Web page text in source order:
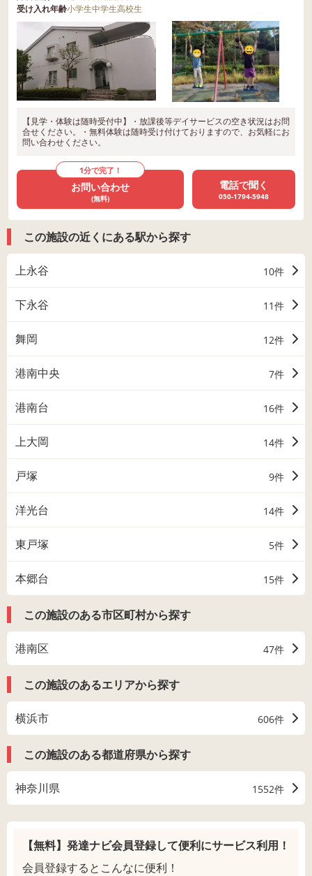
受け入れ年齢小学生中学生高校生
【見学・体験は随時受付中】・放課後等デイサービスの空き状況はお問
合せください。・無料体験は随時受け付けておりますので、お気軽にお
問い合わせください。
1分で完了！
お問い合わせ
(無料)
電話で聞く
050-1794-5948
この施設の近くにある駅から探す
上永谷 10件
下永谷 11件
舞岡 12件
港南中央 7件
港南台 16件
上大岡 14件
戸塚 9件
洋光台 14件
東戸塚 5件
本郷台 15件
この施設のある市区町村から探す
港南区 47件
この施設のあるエリアから探す
横浜市 606件
この施設のある都道府県から探す
神奈川県 1552件
【無料】発達ナビ会員登録して便利にサービス利用！
会員登録するとこんなに便利！